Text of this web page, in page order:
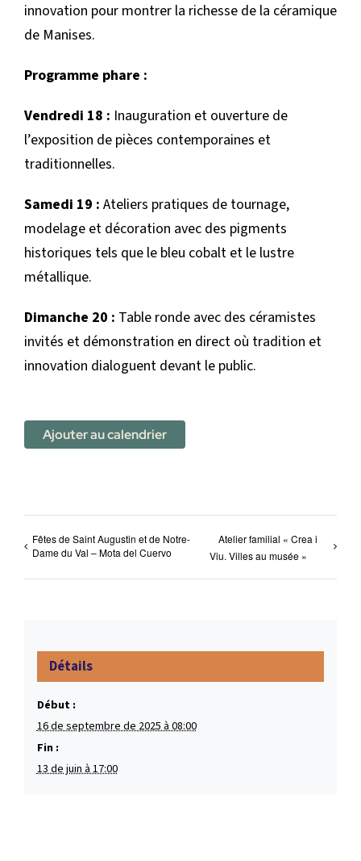
innovation pour montrer la richesse de la céramique
de Manises.
Programme phare :
Vendredi 18 : Inauguration et ouverture de
l’exposition de pièces contemporaines et
traditionnelles.
Samedi 19 : Ateliers pratiques de tournage,
modelage et décoration avec des pigments
historiques tels que le bleu cobalt et le lustre
métallique.
Dimanche 20 : Table ronde avec des céramistes
invités et démonstration en direct où tradition et
innovation dialoguent devant le public.
Ajouter au calendrier
Fêtes de Saint Augustin et de Notre-
Dame du Val – Mota del Cuervo
Atelier familial « Crea i
Viu. Villes au musée »
Détails
Début :
16 de septembre de 2025 à 08:00
Fin :
13 de juin à 17:00